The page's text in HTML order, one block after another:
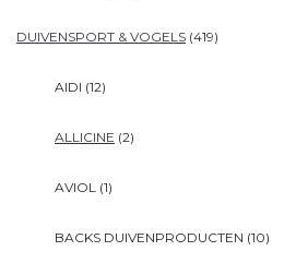
DUIVENSPORT & VOGELS (419)
AIDI (12)
ALLICINE (2)
AVIOL (1)
BACKS DUIVENPRODUCTEN (10)